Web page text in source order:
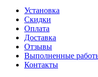
Установка
Скидки
Оплата
Доставка
Отзывы
Выполненные
Контакты